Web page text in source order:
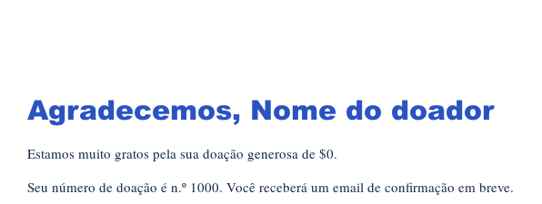
Agradecemos, Nome do doador
Estamos muito gratos pela sua doação generosa de $0.
Seu número de doação é n.º 1000. Você receberá um email de confirmação em breve.